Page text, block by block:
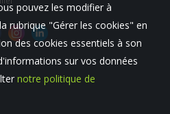
pouvez les modifier à
rubrique "Gérer les cookies" en
des cookies essentiels à son
sur vos données
notre politique de